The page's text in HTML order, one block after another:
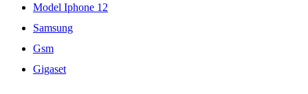
Model Iphone 12
Samsung
Gsm
Gigaset